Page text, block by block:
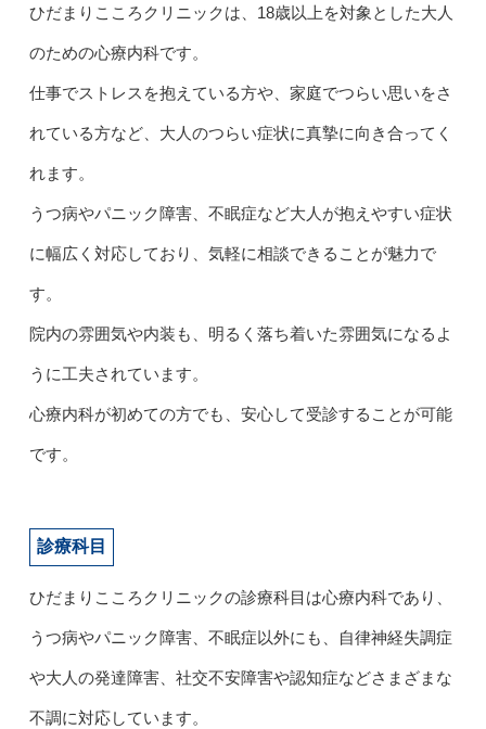
ひだまりこころクリニックは、18歳以上を対象とした大人
のための心療内科です。
仕事でストレスを抱えている方や、家庭でつらい思いをさ
れている方など、大人のつらい症状に真摯に向き合ってく
れます。
うつ病やパニック障害、不眠症など大人が抱えやすい症状
に幅広く対応しており、気軽に相談できることが魅力で
す。
院内の雰囲気や内装も、明るく落ち着いた雰囲気になるよ
うに工夫されています。
心療内科が初めての方でも、安心して受診することが可能
です。
診療科目
ひだまりこころクリニックの診療科目は心療内科であり、
うつ病やパニック障害、不眠症以外にも、自律神経失調症
や大人の発達障害、社交不安障害や認知症などさまざまな
不調に対応しています。